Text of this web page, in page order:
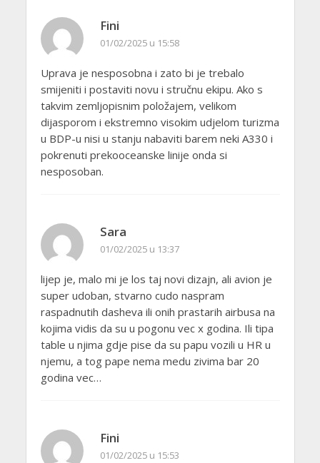
Fini
01/02/2025 u 15:58
Uprava je nesposobna i zato bi je trebalo
smijeniti i postaviti novu i stručnu ekipu. Ako s
takvim zemljopisnim položajem, velikom
dijasporom i ekstremno visokim udjelom turizma
u BDP-u nisi u stanju nabaviti barem neki A330 i
pokrenuti prekooceanske linije onda si
nesposoban.
Sara
01/02/2025 u 13:37
lijep je, malo mi je los taj novi dizajn, ali avion je
super udoban, stvarno cudo naspram
raspadnutih dasheva ili onih prastarih airbusa na
kojima vidis da su u pogonu vec x godina. Ili tipa
table u njima gdje pise da su papu vozili u HR u
njemu, a tog pape nema medu zivima bar 20
godina vec…
Fini
01/02/2025 u 15:53